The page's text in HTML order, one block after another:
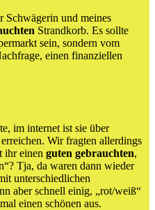
Schwägerin und meines
Strandkorb. Es sollte
sein, sondern vom
einen finanziellen
im internet ist sie über
Wir fragten allerdings
ihr einen guten gebrauchten,
Tja, da waren dann wieder
unterschiedlichen
aber schnell einig, „rot/weiß“
einen schönen aus.